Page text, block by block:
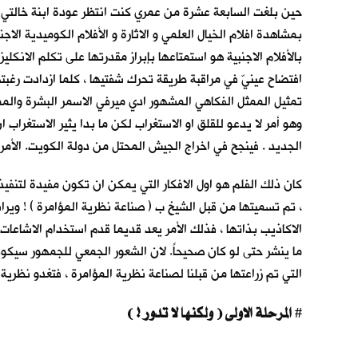
حين بلغت السابعة عشرة من عمري كنت انتظر عودة ابنة
بمشاهدة افلام الخيال العلمي و الاثارة و الأفلام
بالأفلام الاجنبية هو استمتاعها بإبراز مقدرتها على تكلم
تمثيل الممثل الفكاهي المشهور ادي ميرفي الاسمر البشرة
وهو أمر لا يدعو للقلق او الاستغراب لكن ما بدا يثير
الجديد . فينجح في اخراج الجيش المحتل من دولة الكويت.
كان ذلك الفلم هو اول الافكار التي يمكن ان تكون مفيدة
، تم تسميتها من قبل الشيخ ب ( صناعة نظرية المؤامرة ) !
الاكاذيب بذاتها ، فذلك الأمر يعد قديما قدم استخدام
ما ينشر حتى لو كان صحيحاً. لان الشعور الجمعي للجمهور
التي تم زراعتها من قبلنا لصناعة نظرية المؤامرة ، فتغدو
#